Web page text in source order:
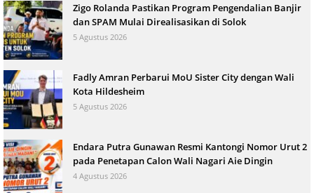
Zigo Rolanda Pastikan Program Pengendalian Banjir
dan SPAM Mulai Direalisasikan di Solok
5 Agustus 2026
Fadly Amran Perbarui MoU Sister City dengan Wali
Kota Hildesheim
5 Agustus 2026
Endara Putra Gunawan Resmi Kantongi Nomor Urut 2
pada Penetapan Calon Wali Nagari Aie Dingin
4 Agustus 2026